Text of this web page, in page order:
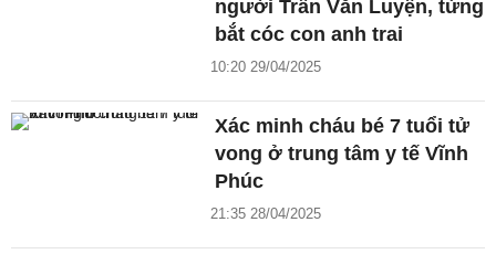
người Trần Văn Luyện, từng
bắt cóc con anh trai
10:20 29/04/2025
Xác minh cháu bé 7 tuổi tử
vong ở trung tâm y tế Vĩnh
Phúc
21:35 28/04/2025